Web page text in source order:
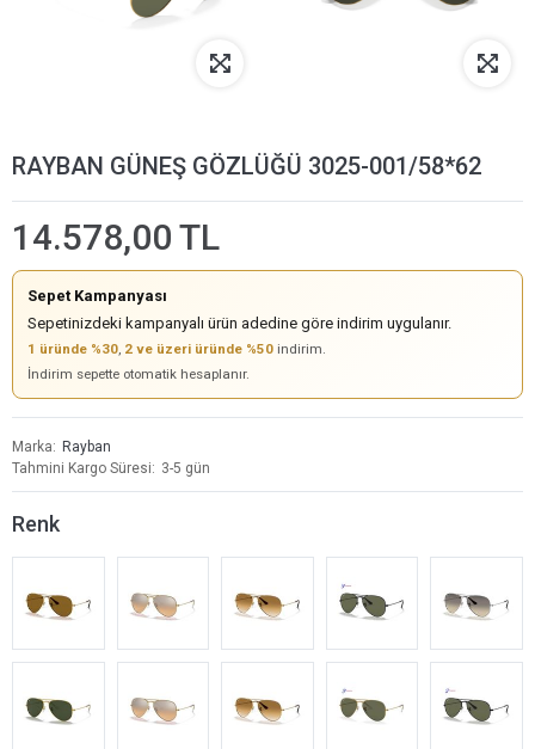
RAYBAN GÜNEŞ GÖZLÜĞÜ 3025-001/58*62
14.578,00 TL
Sepet Kampanyası
Sepetinizdeki kampanyalı ürün adedine göre indirim uygulanır.
1 üründe %30, 2 ve üzeri üründe %50 indirim.
İndirim sepette otomatik hesaplanır.
Marka
Rayban
Tahmini Kargo Süresi
3-5 gün
Renk